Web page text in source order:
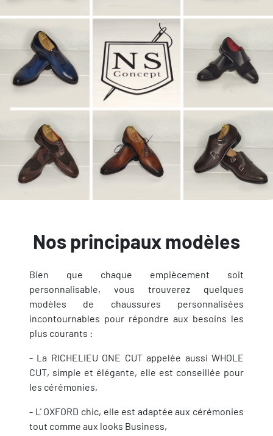
Nos principaux modèles
Bien que chaque empiècement soit
personnalisable, vous trouverez quelques
modèles de chaussures personnalisées
incontournables pour répondre aux besoins les
plus courants :
- La RICHELIEU ONE CUT appelée aussi WHOLE
CUT, simple et élégante, elle est conseillée pour
les cérémonies,
- L' OXFORD chic, elle est adaptée aux cérémonies
tout comme aux looks Business,